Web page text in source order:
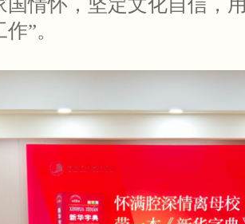
国情怀，坚定文化自信，
”。